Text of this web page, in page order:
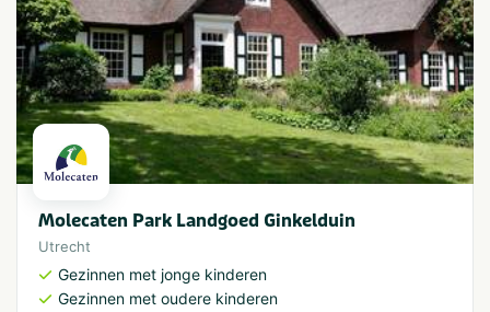
Molecaten Park Landgoed Ginkelduin
Utrecht
Gezinnen met jonge kinderen
Gezinnen met oudere kinderen